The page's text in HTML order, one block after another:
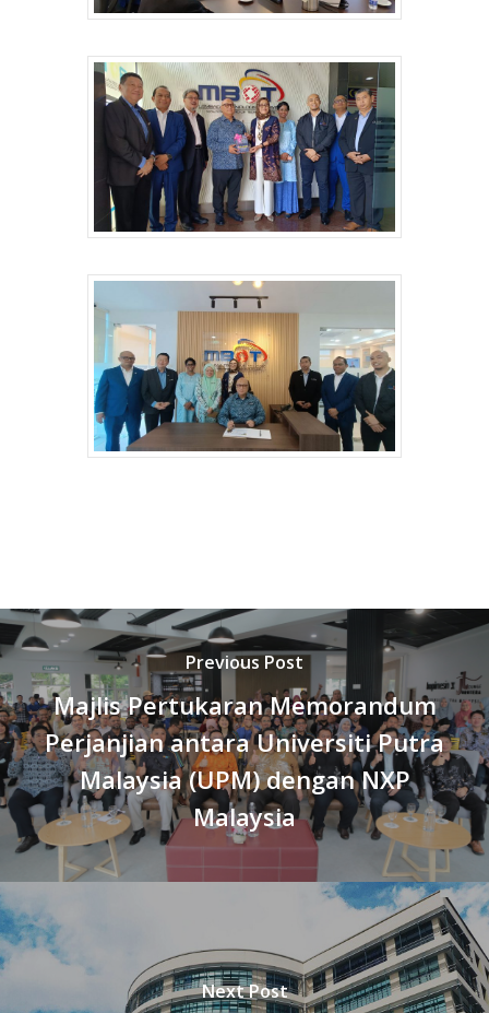
Previous Post
Majlis Pertukaran Memorandum
Perjanjian antara Universiti Putra
Malaysia (UPM) dengan NXP
Malaysia
Next Post